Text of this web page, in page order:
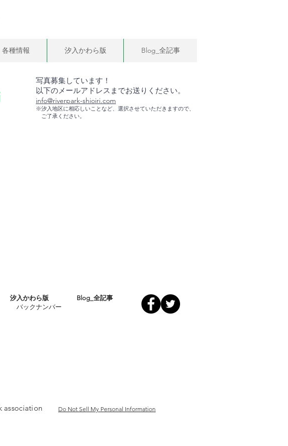
各種情報 汐入かわら版 Blog_全記事
写真募集しています！
以下のメールアドレスまでお送りください。
info@riverpark-shioiri.com
※汐入地区に相応しいことなど、選択させていただきますので、
ご了承ください。
汐入かわら版
バックナンバー
Blog_全記事
association Do Not Sell My Personal Information